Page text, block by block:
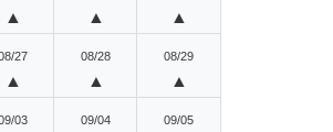
▲ ▲ ▲
27
▲
08/28
▲
08/29
▲
03 09/04 09/05